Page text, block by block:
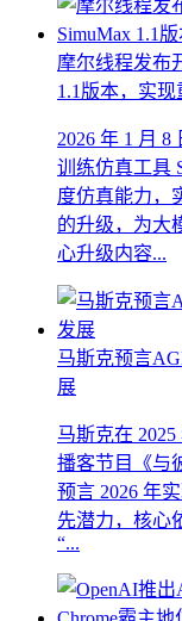
摩尔线程发布
1.1版本，实现
2026 年 1 月
训练仿真工具
度仿真能力，
的升级，为大
心升级内容...
马斯克预言
展
马斯克在
播客节目《与
预言 2026 年
先潜力，核心
“...